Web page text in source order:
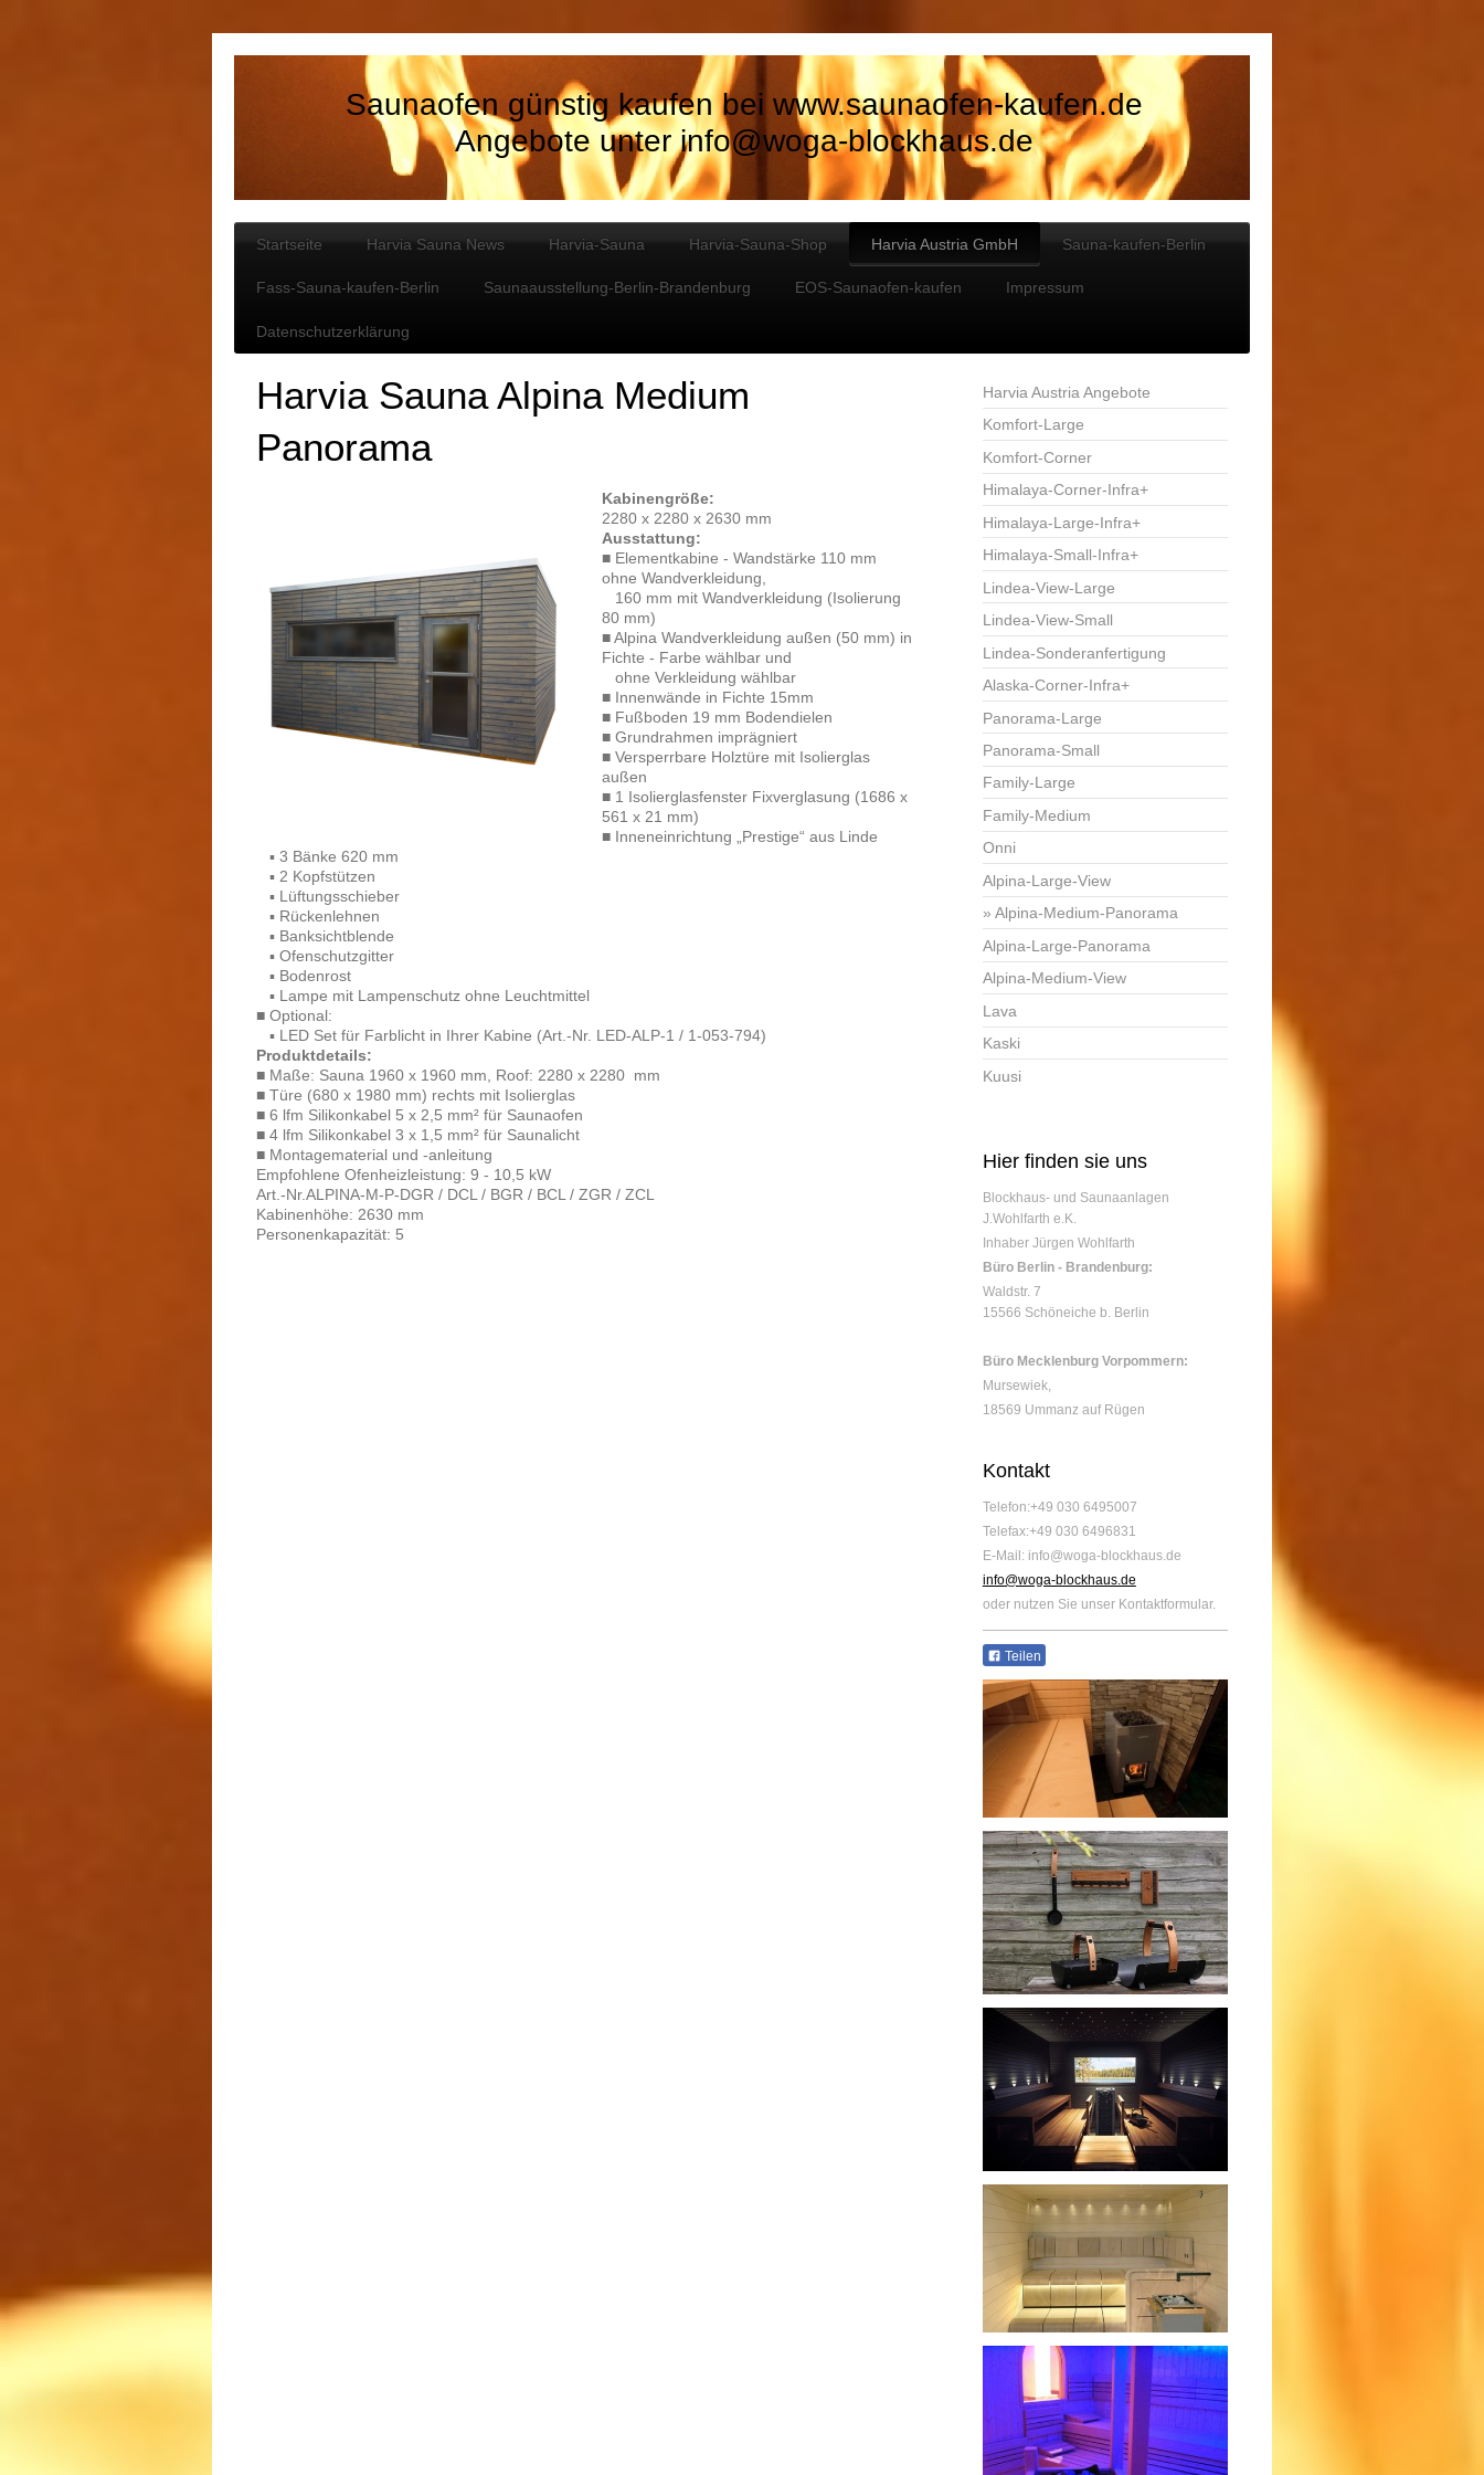
Saunaofen günstig kaufen bei www.saunaofen-kaufen.de
Angebote unter info@woga-blockhaus.de
Startseite Harvia Sauna News Harvia-Sauna Harvia-Sauna-Shop Harvia Austria GmbH Sauna-kaufen-Berlin
Fass-Sauna-kaufen-Berlin Saunaausstellung-Berlin-Brandenburg EOS-Saunaofen-kaufen Impressum
Datenschutzerklärung
Harvia Sauna Alpina Medium
Panorama
Kabinengröße:
2280 x 2280 x 2630 mm
Ausstattung:
■ Elementkabine - Wandstärke 110 mm
ohne Wandverkleidung,
160 mm mit Wandverkleidung (Isolierung
80 mm)
■ Alpina Wandverkleidung außen (50 mm) in
Fichte - Farbe wählbar und
ohne Verkleidung wählbar
■ Innenwände in Fichte 15mm
■ Fußboden 19 mm Bodendielen
■ Grundrahmen imprägniert
■ Versperrbare Holztüre mit Isolierglas
außen
■ 1 Isolierglasfenster Fixverglasung (1686 x
561 x 21 mm)
■ Inneneinrichtung „Prestige“ aus Linde
▪ 3 Bänke 620 mm
▪ 2 Kopfstützen
▪ Lüftungsschieber
▪ Rückenlehnen
▪ Banksichtblende
▪ Ofenschutzgitter
▪ Bodenrost
▪ Lampe mit Lampenschutz ohne Leuchtmittel
■ Optional:
▪ LED Set für Farblicht in Ihrer Kabine (Art.-Nr. LED-ALP-1 / 1-053-794)
Produktdetails:
■ Maße: Sauna 1960 x 1960 mm, Roof: 2280 x 2280 mm
■ Türe (680 x 1980 mm) rechts mit Isolierglas
■ 6 lfm Silikonkabel 5 x 2,5 mm² für Saunaofen
■ 4 lfm Silikonkabel 3 x 1,5 mm² für Saunalicht
■ Montagematerial und -anleitung
Empfohlene Ofenheizleistung: 9 - 10,5 kW
Art.-Nr.ALPINA-M-P-DGR / DCL / BGR / BCL / ZGR / ZCL
Kabinenhöhe: 2630 mm
​Personenkapazität: 5
Harvia Austria Angebote
Komfort-Large
Komfort-Corner
Himalaya-Corner-Infra+
Himalaya-Large-Infra+
Himalaya-Small-Infra+
Lindea-View-Large
Lindea-View-Small
Lindea-Sonderanfertigung
Alaska-Corner-Infra+
Panorama-Large
Panorama-Small
Family-Large
Family-Medium
Onni
Alpina-Large-View
Alpina-Medium-Panorama
Alpina-Large-Panorama
Alpina-Medium-View
Lava
Kaski
Kuusi
Hier finden sie uns
Blockhaus- und Saunaanlagen
J.Wohlfarth e.K.
Inhaber Jürgen Wohlfarth
Büro Berlin - Brandenburg:
Waldstr. 7
15566 Schöneiche b. Berlin
Büro Mecklenburg Vorpommern:
Mursewiek,
18569 Ummanz auf Rügen
Kontakt
Telefon:+49 030 6495007
Telefax:+49 030 6496831
E-Mail: info@woga-blockhaus.de
info@woga-blockhaus.de
oder nutzen Sie unser Kontaktformular.
Teilen